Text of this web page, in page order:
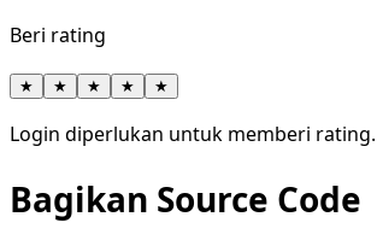
Beri rating
★ ★ ★ ★ ★
Login diperlukan untuk memberi rating.
Bagikan Source Code